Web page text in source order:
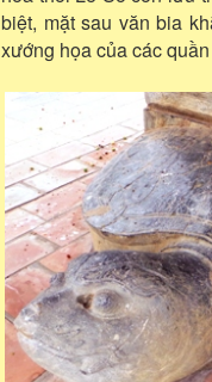
biệt, mặt sau văn bia
xướng họa của các